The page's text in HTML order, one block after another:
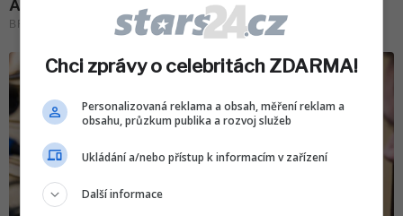
Chci zprávy o celebritách ZDARMA!
Personalizovaná reklama a obsah, měření reklam a
obsahu, průzkum publika a rozvoj služeb
Ukládání a/nebo přístup k informacím v zařízení
Další informace